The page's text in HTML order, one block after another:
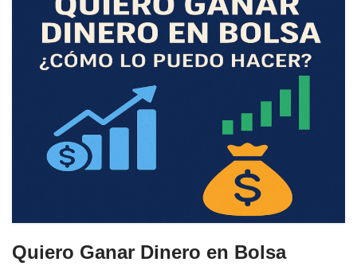
Quiero Ganar Dinero en Bolsa